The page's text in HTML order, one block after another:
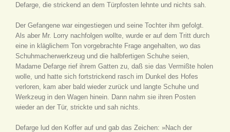
Defarge, die strickend an dem Türpfosten lehnte und nichts sah.
Der Gefangene war eingestiegen und seine Tochter ihm gefolgt.
Als aber Mr. Lorry nachfolgen wollte, wurde er auf dem Tritt durch
eine in kläglichem Ton vorgebrachte Frage angehalten, wo das
Schuhmacherwerkzeug und die halbfertigen Schuhe seien,
Madame Defarge rief ihrem Gatten zu, daß sie das Vermißte holen
wolle, und hatte sich fortstrickend rasch im Dunkel des Hofes
verloren, kam aber bald wieder zurück und langte Schuhe und
Werkzeug in den Wagen hinein. Dann nahm sie ihren Posten
wieder an der Tür, strickte und sah nichts.
Defarge lud den Koffer auf und gab das Zeichen: »Nach der